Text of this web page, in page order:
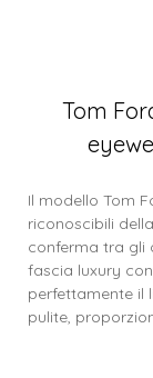
Tom
Il modello Tom
riconoscibili
conferma tra gli
fascia luxury
perfettamente il
pulite,